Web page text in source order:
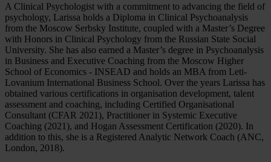
A Clinical Psychologist with a commitment to advancing the field of
psychology, Larissa holds a Diploma in Clinical Psychoanalysis
from the Moscow Serbsky Institute, coupled with a Master’s Degree
with Honors in Clinical Psychology from the Russian State Social
University. She has also earned a Master’s degree in Psychoanalysis
in Business and Executive Coaching from the Moscow Higher
School of Economics - INSEAD and holds an MBA from Leti-
Lovanium International Business School. Over the years Larissa has
obtained various certifications in organisation development, talent
assessment and coaching, including Certified Organisational
Consultant (CFAR 2021), Practitioner in Systemic Executive
Coaching (2021), and Hogan Assessment Certification (2020). In
addition to this, she is a Registered Analytic Network Coach (ANC,
London, 2018).